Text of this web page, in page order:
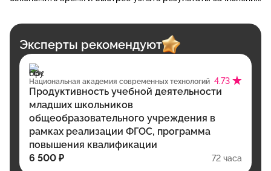
Эксперты рекомендуют
Национальная академия современных технологий 4.73
Продуктивность учебной деятельности
младших школьников
общеобразовательного учреждения в
рамках реализации ФГОС, программа
повышения квалификации
6 500 ₽
72 часа